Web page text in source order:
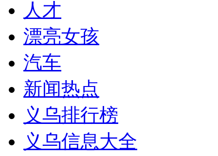
人才
漂亮女孩
汽车
新闻热点
义乌排行榜
义乌信息大全